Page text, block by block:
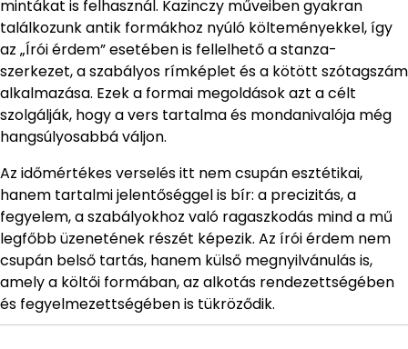
mintákat is felhasznál. Kazinczy műveiben gyakran
találkozunk antik formákhoz nyúló költeményekkel, így
az „Írói érdem” esetében is fellelhető a stanza-
szerkezet, a szabályos rímképlet és a kötött szótagszám
alkalmazása. Ezek a formai megoldások azt a célt
szolgálják, hogy a vers tartalma és mondanivalója még
hangsúlyosabbá váljon.
Az időmértékes verselés itt nem csupán esztétikai,
hanem tartalmi jelentőséggel is bír: a precizitás, a
fegyelem, a szabályokhoz való ragaszkodás mind a mű
legfőbb üzenetének részét képezik. Az írói érdem nem
csupán belső tartás, hanem külső megnyilvánulás is,
amely a költői formában, az alkotás rendezettségében
és fegyelmezettségében is tükröződik.